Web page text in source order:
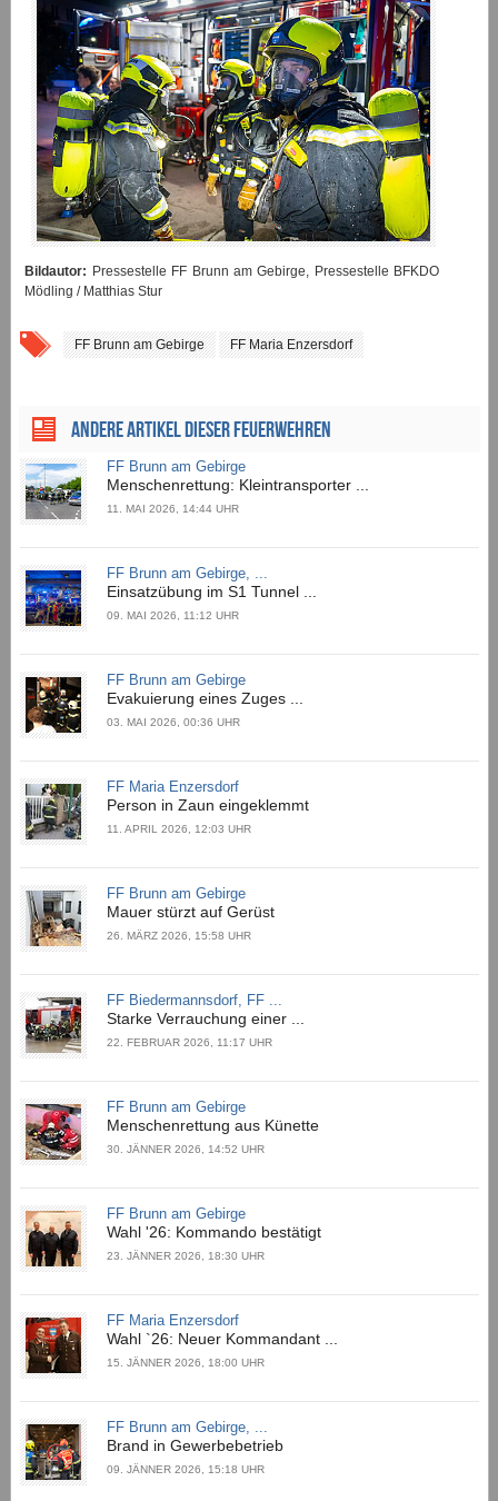
Bildautor: Pressestelle FF Brunn am Gebirge, Pressestelle BFKDO
Mödling / Matthias Stur
FF Brunn am Gebirge FF Maria Enzersdorf
ANDERE ARTIKEL DIESER FEUERWEHREN
FF Brunn am Gebirge
Menschenrettung: Kleintransporter ...
11. MAI 2026, 14:44 UHR
FF Brunn am Gebirge, ...
Einsatzübung im S1 Tunnel ...
09. MAI 2026, 11:12 UHR
FF Brunn am Gebirge
Evakuierung eines Zuges ...
03. MAI 2026, 00:36 UHR
FF Maria Enzersdorf
Person in Zaun eingeklemmt
11. APRIL 2026, 12:03 UHR
FF Brunn am Gebirge
Mauer stürzt auf Gerüst
26. MÄRZ 2026, 15:58 UHR
FF Biedermannsdorf, FF ...
Starke Verrauchung einer ...
22. FEBRUAR 2026, 11:17 UHR
FF Brunn am Gebirge
Menschenrettung aus Künette
30. JÄNNER 2026, 14:52 UHR
FF Brunn am Gebirge
Wahl '26: Kommando bestätigt
23. JÄNNER 2026, 18:30 UHR
FF Maria Enzersdorf
Wahl `26: Neuer Kommandant ...
15. JÄNNER 2026, 18:00 UHR
FF Brunn am Gebirge, ...
Brand in Gewerbebetrieb
09. JÄNNER 2026, 15:18 UHR